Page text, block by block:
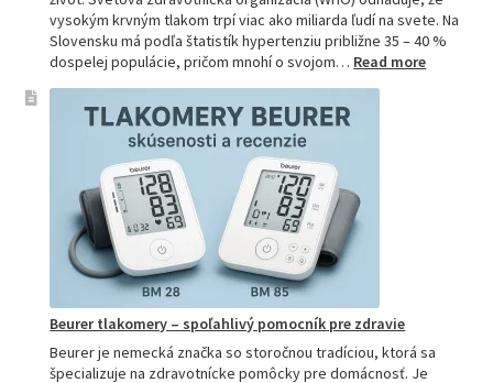
vysokým krvným tlakom trpí viac ako miliarda ľudí na svete. Na
Slovensku má podľa štatistík hypertenziu približne 35 – 40 %
dospelej populácie, pričom mnohí o svojom… Read more:
Beurer tlakomery – spoľahlivý pomocník pre zdravie
Beurer je nemecká značka so storočnou tradíciou, ktorá sa
špecializuje na zdravotnícke pomôcky pre domácnosť. Je